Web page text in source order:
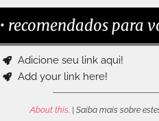
• recomendados para
Adicione seu link aqui!
Add your link here!
About this. | Saiba mais sobre